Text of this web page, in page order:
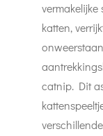
katten,
catnip. Dit
verschillende